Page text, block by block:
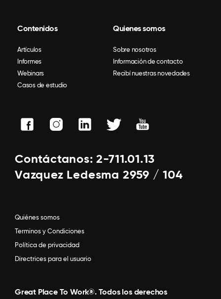
Contenidos
Artículos
Informes
Webinars
Casos de estudio
Quienes somos
Sobre nosotros
Información de contacto
Recibí nuestras novedades
Contáctanos: 2-711.01.13
Vazquez Ledesma 2959 / 104
Quiénes somos
Terminos y Condiciones
Política de privacidad
Directrices para el usuario
Great Place To Work®. Todos los derechos